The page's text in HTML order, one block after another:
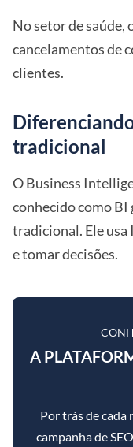
No setor de saúde,
cancelamentos de
clientes.
tradicional
O Business
conhecido como
tradicional. Ele usa
e tomar decisões.
A
Por trás de cada
campanha de